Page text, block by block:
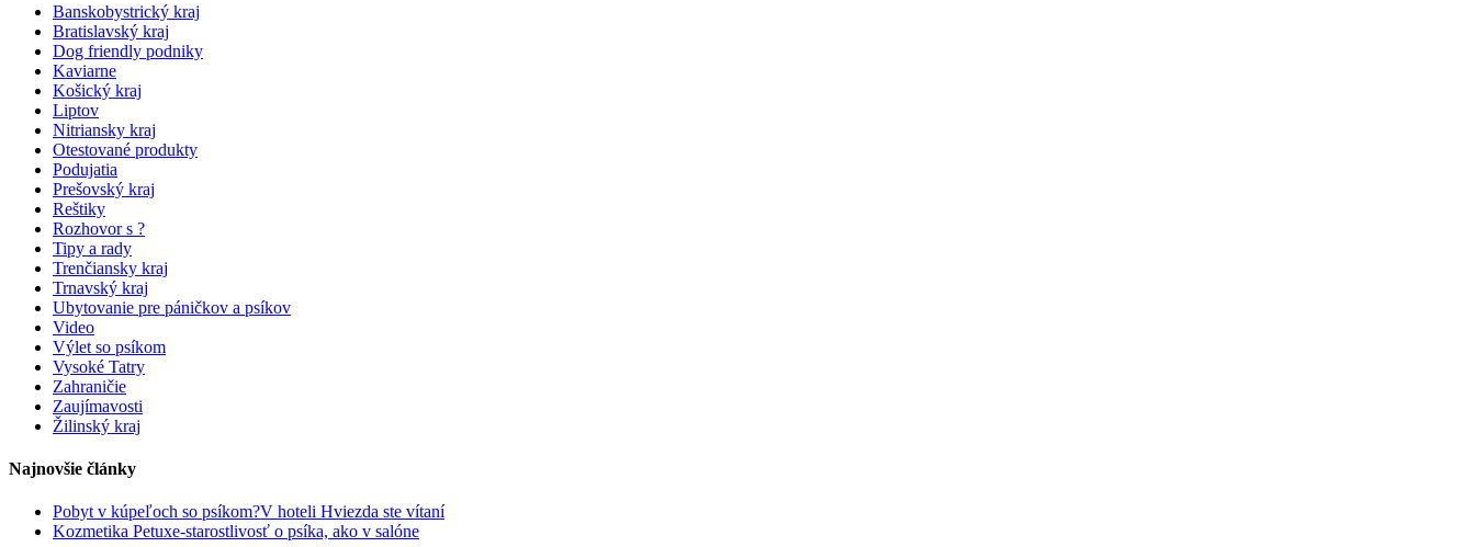
Banskobystrický kraj
Bratislavský kraj
Dog friendly podniky
Kaviarne
Košický kraj
Liptov
Nitriansky kraj
Otestované produkty
Podujatia
Prešovský kraj
Reštiky
Rozhovor s ?
Tipy a rady
Trenčiansky kraj
Trnavský kraj
Ubytovanie pre páničkov a psíkov
Video
Výlet so psíkom
Vysoké Tatry
Zahraničie
Zaujímavosti
Žilinský kraj
Najnovšie články
Pobyt v kúpeľoch so psíkom?V hoteli Hviezda ste vítaní
Kozmetika Petuxe-starostlivosť o psíka, ako v salóne